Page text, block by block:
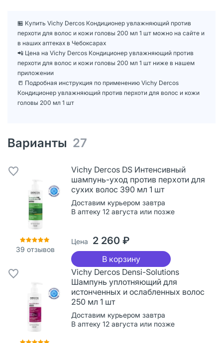
🏪 Купить Vichy Dercos Кондиционер увлажняющий против
перхоти для волос и кожи головы 200 мл 1 шт можно на сайте и
в наших аптеках в Чебоксарах
📲 Цена на Vichy Dercos Кондиционер увлажняющий против
перхоти для волос и кожи головы 200 мл 1 шт ниже в нашем
приложении
📒 Подробная инструкция по применению Vichy Dercos
Кондиционер увлажняющий против перхоти для волос и кожи
головы 200 мл 1 шт
Варианты 27
39 отзывов
Vichy Dercos DS Интенсивный
шампунь-уход против перхоти для
сухих волос 390 мл 1 шт
Доставим курьером завтра
В аптеку 12 августа или позже
Цена 2 260 ₽
В корзину
Vichy Dercos Densi-Solutions
Шампунь уплотняющий для
истонченных и ослабленных волос
250 мл 1 шт
Доставим курьером завтра
В аптеку 12 августа или позже